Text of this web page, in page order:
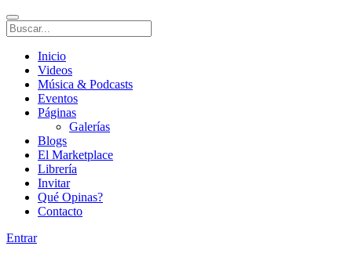
Inicio
Videos
Música & Podcasts
Eventos
Páginas
Galerías
Blogs
El Marketplace
Librería
Invitar
Qué Opinas?
Contacto
Entrar